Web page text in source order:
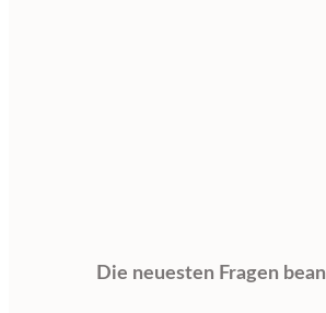
Die neuesten Fragen